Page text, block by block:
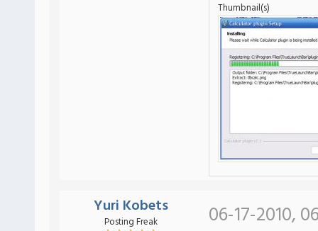
Thumbnail(s)
Yuri Kobets
Posting Freak 06-17-2010,